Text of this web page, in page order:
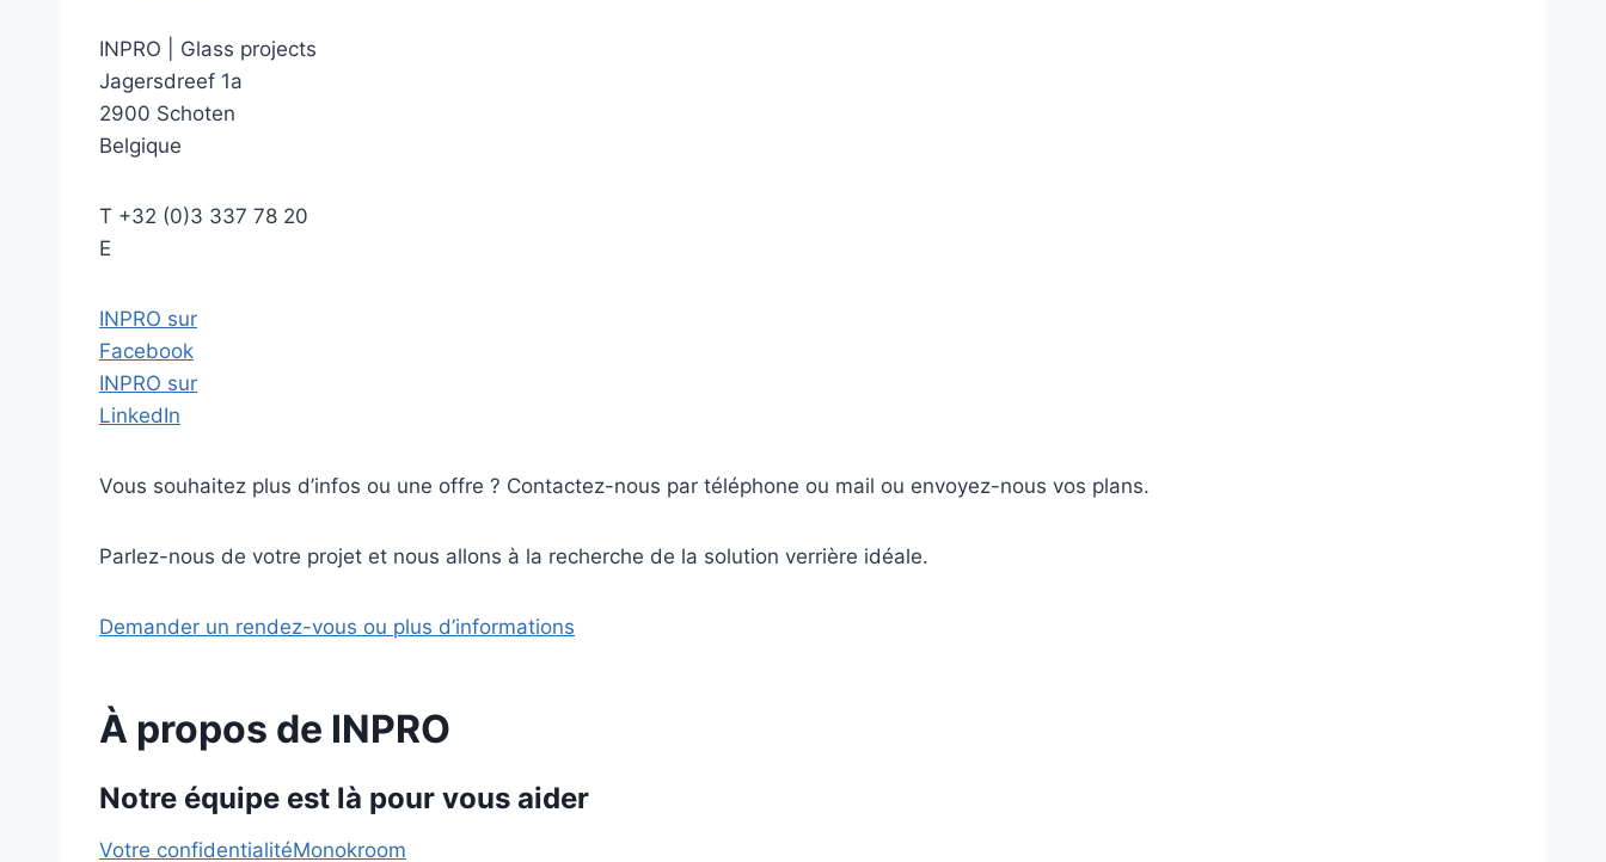
INPRO
Glass projects
Jagersdreef 1a
2900 Schoten
Belgique
T +32 (0)3 337 78 20
E
INPRO sur
Facebook
INPRO sur
LinkedIn
Vous souhaitez plus d’infos ou une offre ? Contactez-nous par téléphone ou mail ou envoyez-nous vos plans.
Parlez-nous de votre projet et nous allons à la recherche de la solution verrière idéale.
Demander un rendez-vous ou plus d’informations
À propos de INPRO
Notre équipe est là pour vous aider
Votre confidentialitéMonokroom